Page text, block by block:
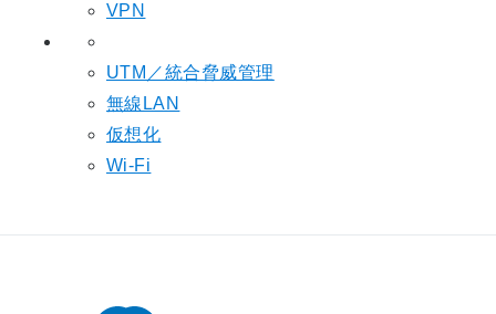
VPN
UTM／統合脅威管理
無線LAN
仮想化
Wi-Fi